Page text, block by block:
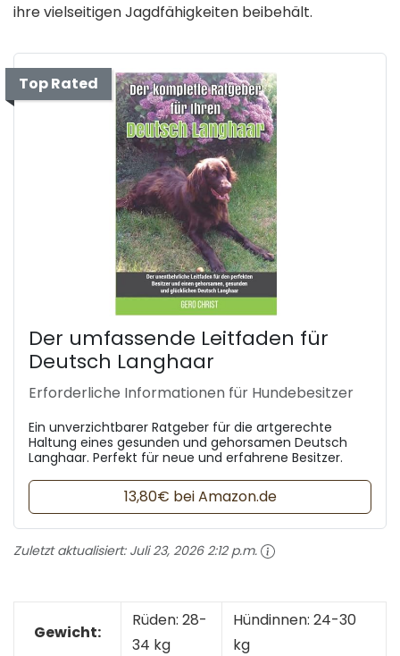
ihre vielseitigen Jagdfähigkeiten beibehält.
Top Rated
Der umfassende Leitfaden für
Deutsch Langhaar
Erforderliche Informationen für Hundebesitzer
Ein unverzichtbarer Ratgeber für die artgerechte
Haltung eines gesunden und gehorsamen Deutsch
Langhaar. Perfekt für neue und erfahrene Besitzer.
13,80€ bei Amazon.de
Zuletzt aktualisiert: Juli 23, 2026 2:12 p.m.
Gewicht:
Rüden: 28-
34 kg
Hündinnen: 24-30
kg